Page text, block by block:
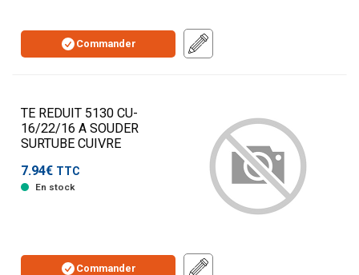
Commander
TE REDUIT 5130 CU-
16/22/16 A SOUDER
SURTUBE CUIVRE
7.94€ TTC
En stock
Commander